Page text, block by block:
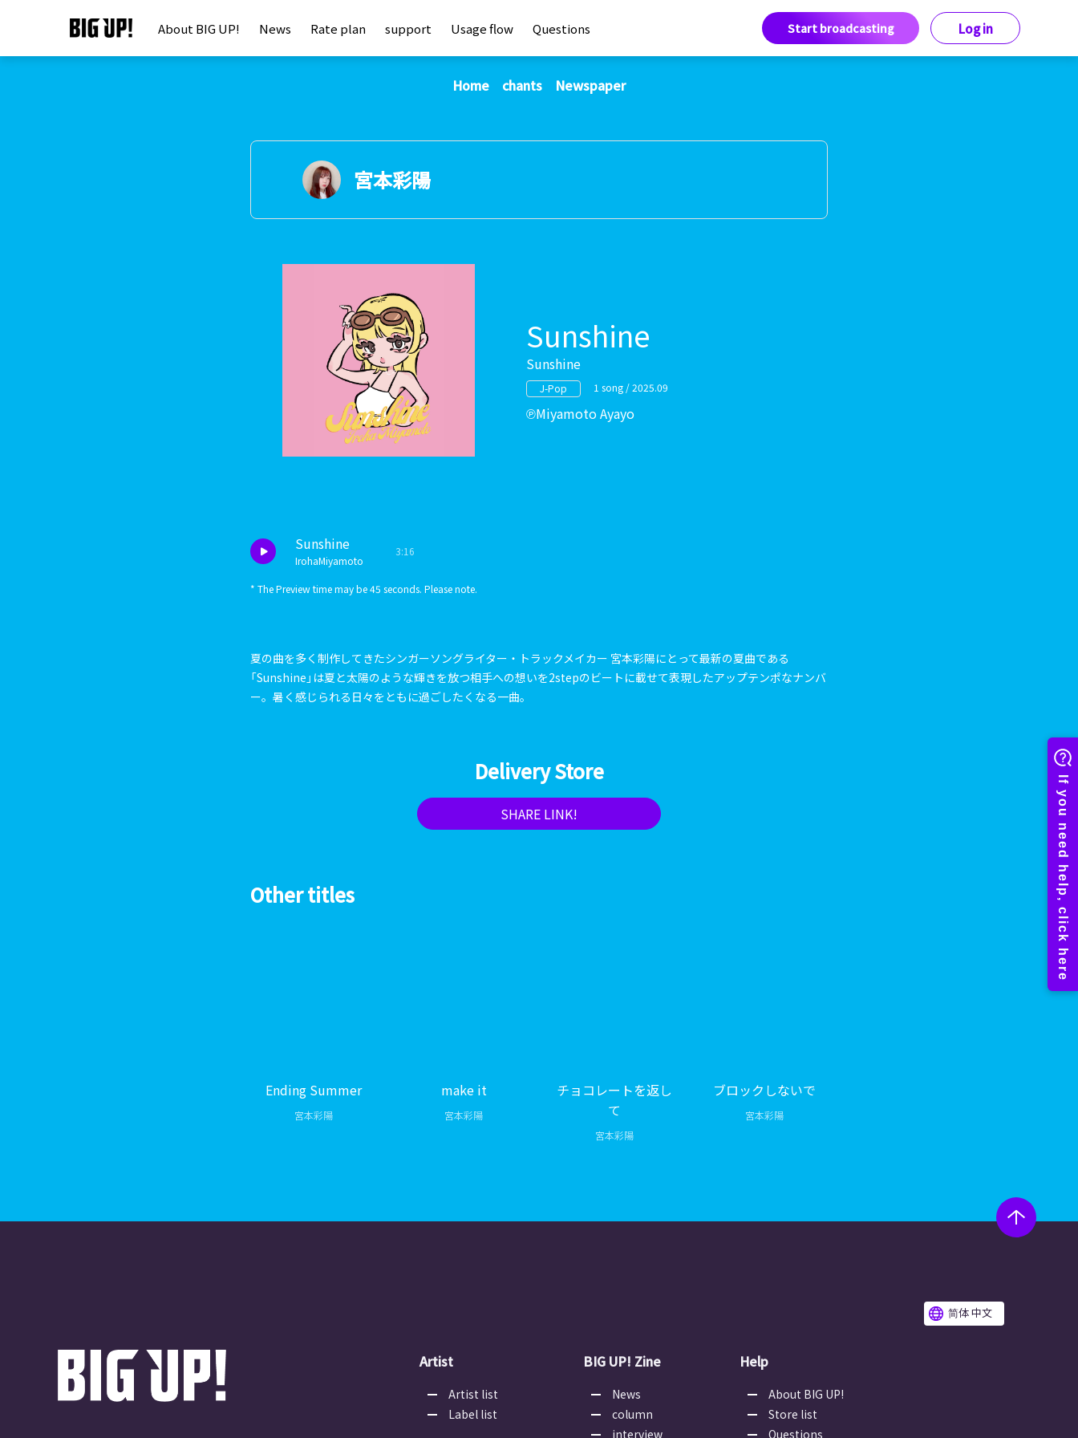
About BIG UP! News Rate plan support Usage flow Questions Start broadcasting Log in
Home chants Newspaper
宮本彩陽
Sunshine
Sunshine
J-Pop 1 song / 2025.09
Miyamoto Ayayo
Sunshine
IrohaMiyamoto
3:16
* The Preview time may be 45 seconds. Please note.
夏の曲を多く制作してきたシンガーソングライター・トラックメイカー 宮本彩陽にとって最新の夏曲である
「Sunshine」は夏と太陽のような輝きを放つ相手への想いを2stepのビートに載せて表現したアップテンポなナンバ
ー。暑く感じられる日々をともに過ごしたくなる一曲。
Delivery Store
SHARE LINK!
Other titles
Ending Summer
宮本彩陽
make it
宮本彩陽
チョコレートを返し
て
宮本彩陽
ブロックしないで
宮本彩陽
简体 中文
Artist
Artist list
Label list
BIG UP! Zine
News
column
interview
Help
About BIG UP!
Store list
Questions